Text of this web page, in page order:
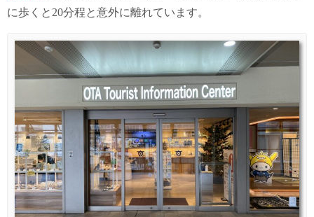
に歩くと20分程と意外に離れています。